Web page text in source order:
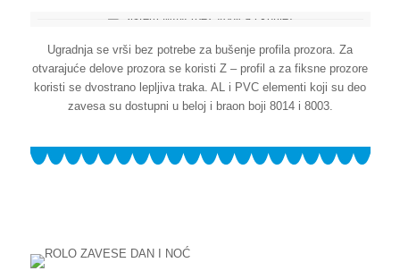
Ugradnja se vrši bez potrebe za bušenje profila prozora. Za
otvarajuće delove prozora se koristi Z – profil a za fiksne prozore
koristi se dvostrano lepljiva traka. AL i PVC elementi koji su deo
zavesa su dostupni u beloj i braon boji 8014 i 8003.